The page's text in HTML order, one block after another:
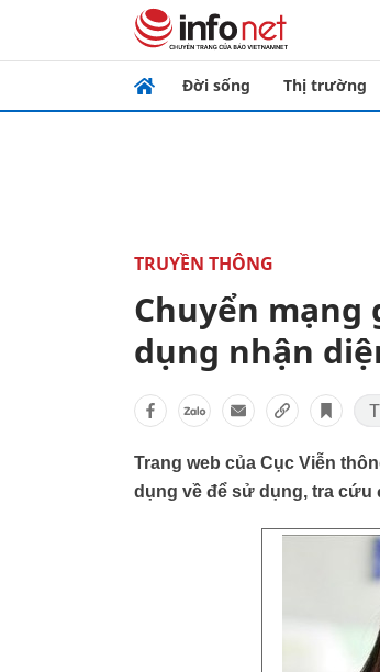
Đời sống Thị trường
TRUYỀN THÔNG
Chuyển mạng
dụng nhận
Trang web của Cục Viễn
dụng về để sử dụng, tra cứu